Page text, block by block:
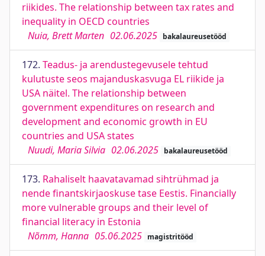
riikides. The relationship between tax rates and
inequality in OECD countries
Nuia, Brett Marten 02.06.2025 bakalaureusetööd
172. Teadus- ja arendustegevusele tehtud
kulutuste seos majanduskasvuga EL riikide ja
USA näitel. The relationship between
government expenditures on research and
development and economic growth in EU
countries and USA states
Nuudi, Maria Silvia 02.06.2025 bakalaureusetööd
173. Rahaliselt haavatavamad sihtrühmad ja
nende finantskirjaoskuse tase Eestis. Financially
more vulnerable groups and their level of
financial literacy in Estonia
Nõmm, Hanna 05.06.2025 magistritööd